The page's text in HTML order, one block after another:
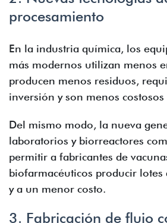
procesamiento
En la industria química, los
más modernos utilizan menos
producen menos residuos,
inversión y son menos costosos
Del mismo modo, la nueva
laboratorios y biorreactores
permitir a fabricantes de
biofarmacéuticos producir
y a un menor costo.
3. Fabricación de flujo